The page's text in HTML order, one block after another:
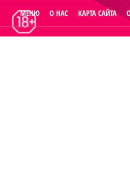
МЕНЮ О НАС КАРТА САЙТА